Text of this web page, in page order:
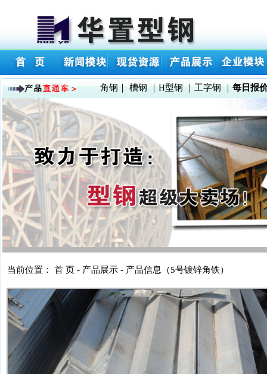
角钢｜槽钢｜H型钢｜工字钢｜每日报
当前位置： 首 页 - 产品展示 - 产品信息（5号镀锌角铁）